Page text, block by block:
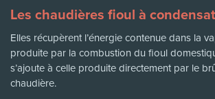
Les chaudières fioul à
Elles récupèrent l’énergie contenue dans la
produite par la combustion du fioul
s’ajoute à celle produite directement par le
chaudière.